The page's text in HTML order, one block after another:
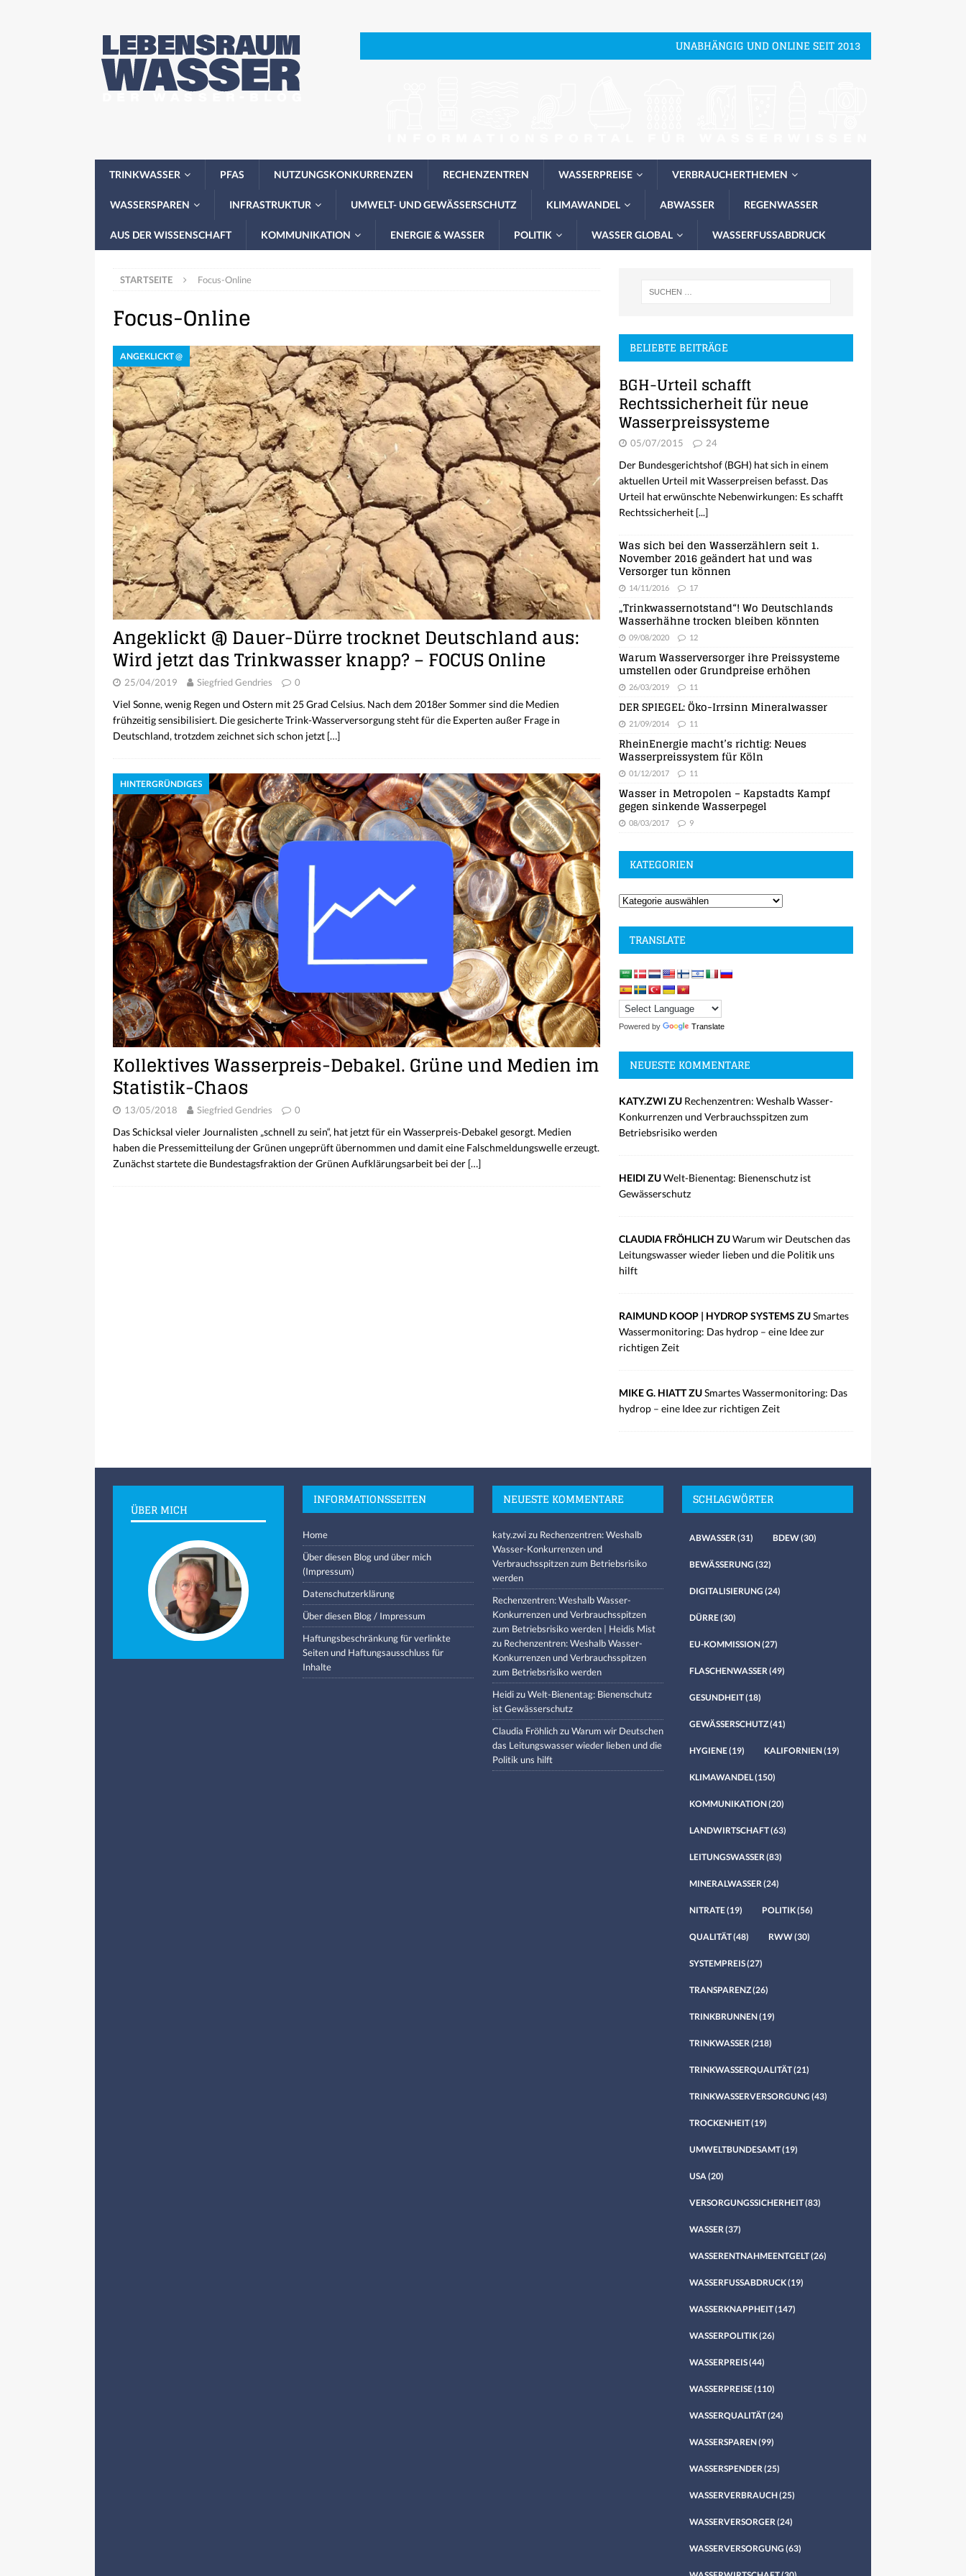
UNABHÄNGIG UND ONLINE SEIT 2013
TRINKWASSER PFAS NUTZUNGSKONKURRENZEN RECHENZENTREN WASSERPREISE VERBRAUCHERTHEMEN
WASSERSPAREN INFRASTRUKTUR UMWELT- UND GEWÄSSERSCHUTZ KLIMAWANDEL ABWASSER REGENWASSER
AUS DER WISSENSCHAFT KOMMUNIKATION ENERGIE & WASSER POLITIK WASSER GLOBAL WASSERFUSSABDRUCK
STARTSEITE Focus-Online
Focus-Online
ANGEKLICKT @
Angeklickt @ Dauer-Dürre trocknet Deutschland aus:
Wird jetzt das Trinkwasser knapp? – FOCUS Online
25/04/2019 Siegfried Gendries 0
Viel Sonne, wenig Regen und Ostern mit 25 Grad Celsius. Nach dem 2018er Sommer sind die Medien
frühzeitig sensibilisiert. Die gesicherte Trink-Wasserversorgung steht für die Experten außer Frage in
Deutschland, trotzdem zeichnet sich schon jetzt […]
HINTERGRÜNDIGES
Kollektives Wasserpreis-Debakel. Grüne und Medien im
Statistik-Chaos
13/05/2018 Siegfried Gendries 0
Das Schicksal vieler Journalisten „schnell zu sein“, hat jetzt für ein Wasserpreis-Debakel gesorgt. Medien
haben die Pressemitteilung der Grünen ungeprüft übernommen und damit eine Falschmeldungswelle erzeugt.
Zunächst startete die Bundestagsfraktion der Grünen Aufklärungsarbeit bei der […]
BELIEBTE BEITRÄGE
BGH-Urteil schafft
Rechtssicherheit für neue
Wasserpreissysteme
05/07/2015 24
Der Bundesgerichtshof (BGH) hat sich in einem
aktuellen Urteil mit Wasserpreisen befasst. Das
Urteil hat erwünschte Nebenwirkungen: Es schafft
Rechtssicherheit [...]
Was sich bei den Wasserzählern seit 1.
November 2016 geändert hat und was
Versorger tun können
14/11/2016 17
„Trinkwassernotstand“! Wo Deutschlands
Wasserhähne trocken bleiben könnten
09/08/2020 12
Warum Wasserversorger ihre Preissysteme
umstellen oder Grundpreise erhöhen
26/03/2019 11
DER SPIEGEL: Öko-Irrsinn Mineralwasser
21/09/2014 11
RheinEnergie macht’s richtig: Neues
Wasserpreissystem für Köln
01/12/2017 11
Wasser in Metropolen – Kapstadts Kampf
gegen sinkende Wasserpegel
08/03/2017 9
KATEGORIEN
TRANSLATE
Powered by Translate
NEUESTE KOMMENTARE
KATY.ZWI ZU Rechenzentren: Weshalb Wasser-
Konkurrenzen und Verbrauchsspitzen zum
Betriebsrisiko werden
HEIDI ZUWelt-Bienentag: Bienenschutz ist
Gewässerschutz
CLAUDIA FRÖHLICH ZUWarum wir Deutschen das
Leitungswasser wieder lieben und die Politik uns
hilft
RAIMUND KOOP | HYDROP SYSTEMS ZUSmartes
Wassermonitoring: Das hydrop – eine Idee zur
richtigen Zeit
MIKE G. HIATT ZUSmartes Wassermonitoring: Das
hydrop – eine Idee zur richtigen Zeit
ÜBER MICH
INFORMATIONSSEITEN
Home
Über diesen Blog und über mich
(Impressum)
Datenschutzerklärung
Über diesen Blog / Impressum
Haftungsbeschränkung für verlinkte
Seiten und Haftungsausschluss für
Inhalte
NEUESTE KOMMENTARE
katy.zwizu Rechenzentren: Weshalb
Wasser-Konkurrenzen und
Verbrauchsspitzen zum Betriebsrisiko
werden
Rechenzentren: Weshalb Wasser-
Konkurrenzen und Verbrauchsspitzen
zum Betriebsrisiko werden | Heidis Mist
zu Rechenzentren: Weshalb Wasser-
Konkurrenzen und Verbrauchsspitzen
zum Betriebsrisiko werden
HeidizuWelt-Bienentag: Bienenschutz
ist Gewässerschutz
Claudia FröhlichzuWarum wir Deutschen
das Leitungswasser wieder lieben und die
Politik uns hilft
SCHLAGWÖRTER
ABWASSER (31) BDEW(30)
BEWÄSSERUNG (32)
DIGITALISIERUNG (24)
DÜRRE(30)
EU-KOMMISSION(27)
FLASCHENWASSER (49)
GESUNDHEIT(18)
GEWÄSSERSCHUTZ(41)
HYGIENE(19) KALIFORNIEN(19)
KLIMAWANDEL(150)
KOMMUNIKATION(20)
LANDWIRTSCHAFT(63)
LEITUNGSWASSER (83)
MINERALWASSER (24)
NITRATE(19) POLITIK(56)
QUALITÄT(48) RWW(30)
SYSTEMPREIS(27)
TRANSPARENZ(26)
TRINKBRUNNEN(19)
TRINKWASSER (218)
TRINKWASSERQUALITÄT(21)
TRINKWASSERVERSORGUNG (43)
TROCKENHEIT(19)
UMWELTBUNDESAMT(19)
USA (20)
VERSORGUNGSSICHERHEIT(83)
WASSER (37)
WASSERENTNAHMEENTGELT(26)
WASSERFUSSABDRUCK(19)
WASSERKNAPPHEIT(147)
WASSERPOLITIK(26)
WASSERPREIS(44)
WASSERPREISE(110)
WASSERQUALITÄT(24)
WASSERSPAREN(99)
WASSERSPENDER (25)
WASSERVERBRAUCH(25)
WASSERVERSORGER (24)
WASSERVERSORGUNG (63)